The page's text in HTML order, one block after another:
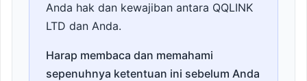
Anda hak dan kewajiban antara QQLINK
LTD dan Anda.
Harap membaca dan memahami
sepenuhnya ketentuan ini sebelum Anda